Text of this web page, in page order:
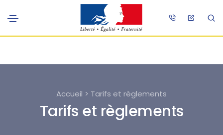
Accueil > Tarifs et règlements
Tarifs et règlements